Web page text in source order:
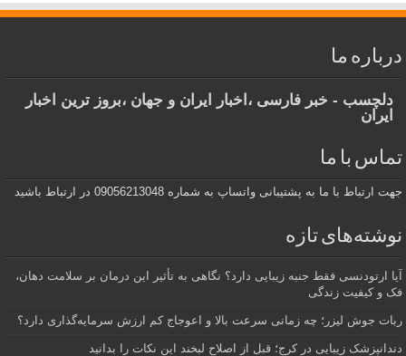
درباره ما
دلچسب - خبر فارسی ،اخبار ایران و جهان ،بروز ترین اخبار
ایران
تماس با ما
جهت ارتباط با ما به پشتیبانی واتساپ به شماره 09056213048 در ارتباط باشید
نوشته‌های تازه
آیا ارتودنسی فقط جنبه زیبایی دارد؟ نگاهی به تأثیر این درمان بر سلامت دهان،
فک و کیفیت زندگی
ربات جوش لیزر؛ چه زمانی سرعت بالا و اعوجاج کم ارزش سرمایه‌گذاری دارد؟
دندانپزشک زیبایی در کرج؛ قبل از اصلاح لبخند این نکات را بدانید